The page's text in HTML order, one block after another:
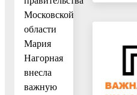
Московской
области
Мария
Нагорная
внесла
важную